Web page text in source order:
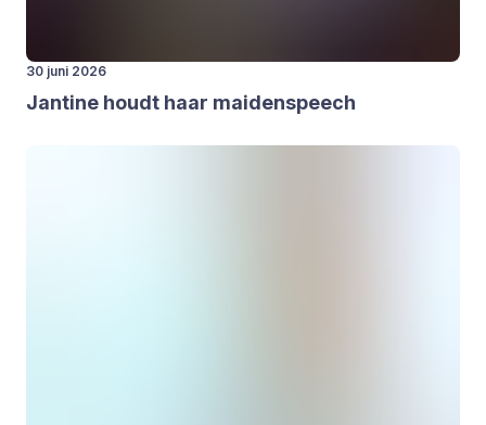
30 juni 2026
Jan­ti­ne houdt haar mai­den­speech